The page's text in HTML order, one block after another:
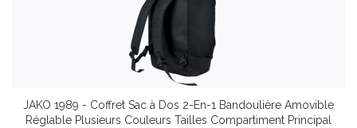
JAKO 1989 - Coffret Sac à Dos 2-En-1 Bandoulière Amovible
Réglable Plusieurs Couleurs Tailles Compartiment Principal